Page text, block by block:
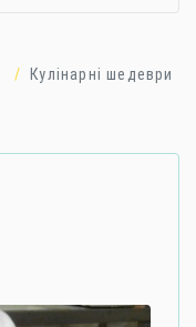
безпеки,
Кулінарні шедеври